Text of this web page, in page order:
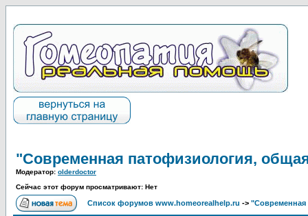
"Современная патофизиология,
Модератор: olderdoctor
Сейчас этот форум просматривают: Нет
Список форумов www.homeorealhelp.ru -> "Современная